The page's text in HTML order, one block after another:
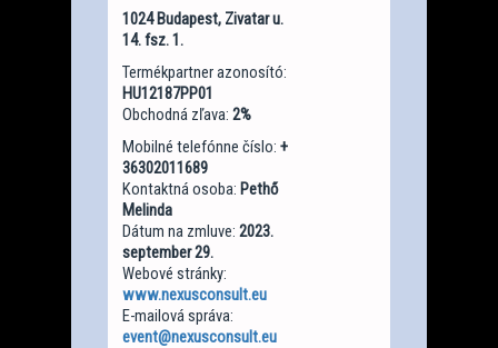
1024 Budapest, Zivatar u.
14. fsz. 1.
Termékpartner azonosító:
HU12187PP01
Obchodná zľava: 2%
Mobilné telefónne číslo: +
36302011689
Kontaktná osoba: Pethő
Melinda
Dátum na zmluve: 2023.
september 29.
Webové stránky:
www.nexusconsult.eu
E-mailová správa:
event@nexusconsult.eu